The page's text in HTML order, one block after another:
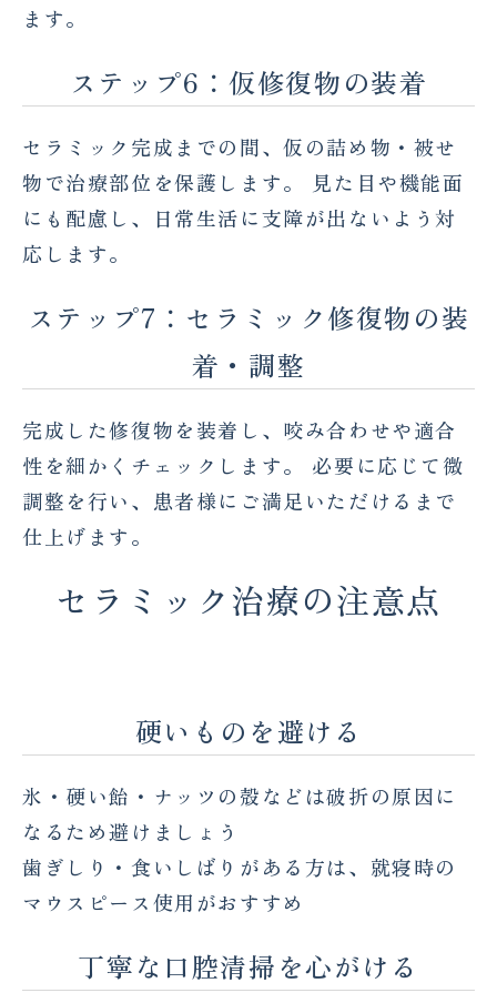
ます。
ステップ6：仮修復物の装着
セラミック完成までの間、仮の詰め物・被せ
物で治療部位を保護します。 見た目や機能面
にも配慮し、日常生活に支障が出ないよう対
応します。
ステップ7：セラミック修復物の装
着・調整
完成した修復物を装着し、咬み合わせや適合
性を細かくチェックします。 必要に応じて微
調整を行い、患者様にご満足いただけるまで
仕上げます。
セラミック治療の注意点
硬いものを避ける
氷・硬い飴・ナッツの殻などは破折の原因に
なるため避けましょう
歯ぎしり・食いしばりがある方は、就寝時の
マウスピース使用がおすすめ
丁寧な口腔清掃を心がける